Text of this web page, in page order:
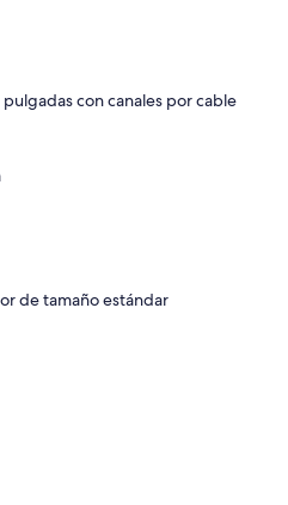
pulgadas con canales por cable
de tamaño estándar